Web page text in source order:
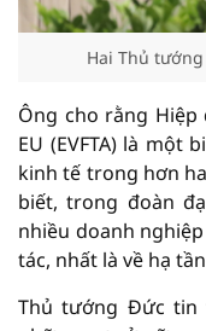
Hai Thủ
Ông cho rằng Hiệp
EU (EVFTA) là một
kinh tế trong hơn
biết, trong đoàn
nhiều doanh
tác, nhất là về hạ
Thủ tướng Đức tin